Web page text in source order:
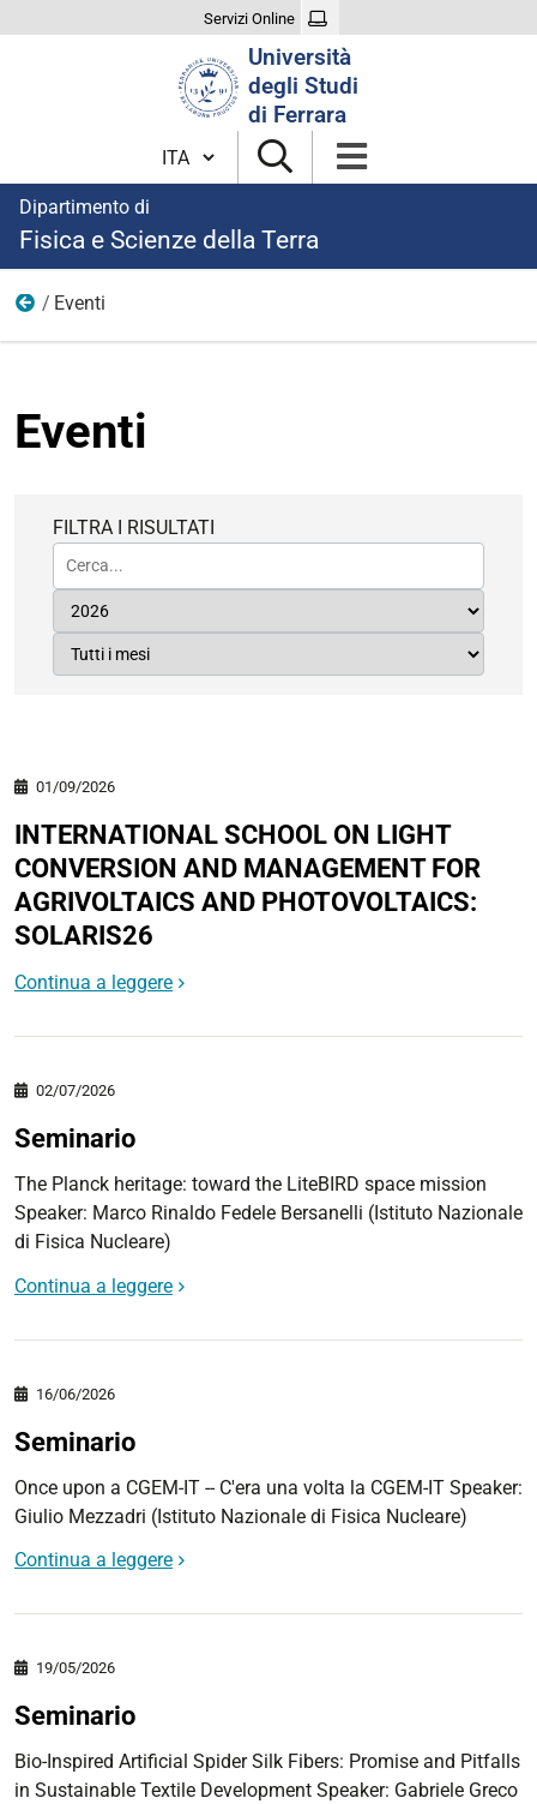
Servizi Online
Università
degli Studi
di Ferrara
Cambia lingua
Dipartimento di
Fisica e Scienze della Terra
Home
Eventi
Eventi
FILTRA I RISULTATI
01/09/2026
INTERNATIONAL SCHOOL ON LIGHT
CONVERSION AND MANAGEMENT FOR
AGRIVOLTAICS AND PHOTOVOLTAICS:
SOLARIS26
Continua a leggere
02/07/2026
Seminario
The Planck heritage: toward the LiteBIRD space mission
Speaker: Marco Rinaldo Fedele Bersanelli (Istituto Nazionale
di Fisica Nucleare)
Continua a leggere
16/06/2026
Seminario
Once upon a CGEM-IT -- C'era una volta la CGEM-IT Speaker:
Giulio Mezzadri (Istituto Nazionale di Fisica Nucleare)
Continua a leggere
19/05/2026
Seminario
Bio-Inspired Artificial Spider Silk Fibers: Promise and Pitfalls
in Sustainable Textile Development Speaker: Gabriele Greco